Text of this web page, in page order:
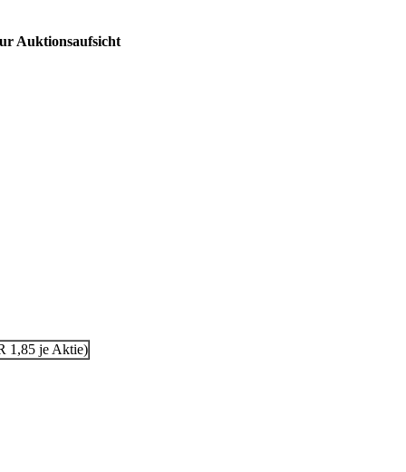
Auktionsaufsicht
1,85 je Aktie)